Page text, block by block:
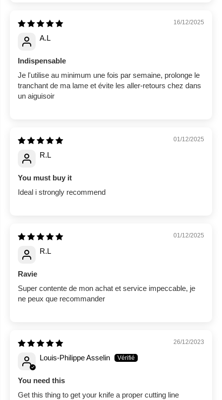
16/12/2025
A.L
Indispensable
Je l'utilise au minimum une fois par semaine, prolonge le
tranchant de ma lame et évite les aller-retours chez dans
un aiguisoir
01/12/2025
R.L
You must buy it
Ideal i strongly recommend
01/12/2025
R.L
Ravie
Super contente de mon achat et service impeccable, je
ne peux que recommander
26/12/2023
Louis-Philippe Asselin
You need this
Get this thing to get your knife a proper cutting line